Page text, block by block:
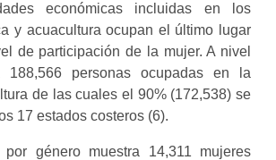
económicas incluidas en los
y acuacultura ocupan el último lugar
de participación de la mujer. A nivel
188,566 personas ocupadas en la
de las cuales el 90% (172,538) se
17 estados costeros (6).
por género muestra 14,311 mujeres